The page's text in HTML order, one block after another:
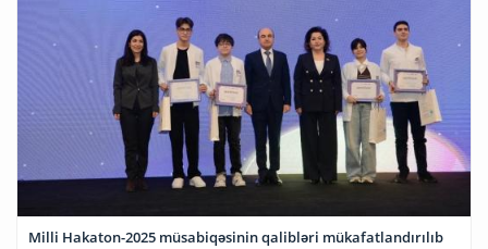
Milli Hakaton-2025 müsabiqəsinin qalibləri mükafatlandırılıb